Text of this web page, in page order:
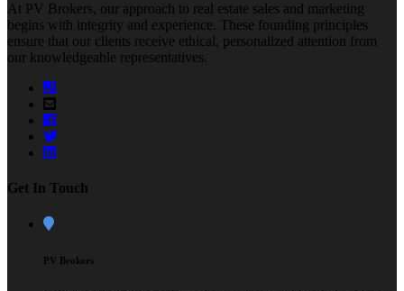
At PV Brokers, our approach to real estate sales and marketing
begins with integrity and experience. These founding principles
ensure that our clients receive ethical, personalized attention from
our knowledgeable representatives.
Get In Touch
PV Brokers